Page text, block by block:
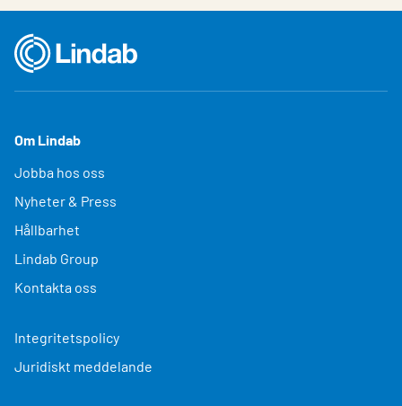
Om Lindab
Jobba hos oss
Nyheter & Press
Hållbarhet
Lindab Group
Kontakta oss
Integritetspolicy
Juridiskt meddelande